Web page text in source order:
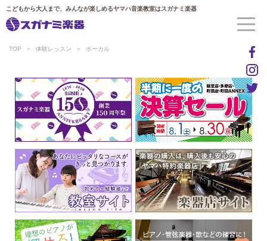
こどもから大人まで、みんなが楽しめるヤマハ音楽教室はスガナミ楽器
TOP 体験レッスン ボーカル